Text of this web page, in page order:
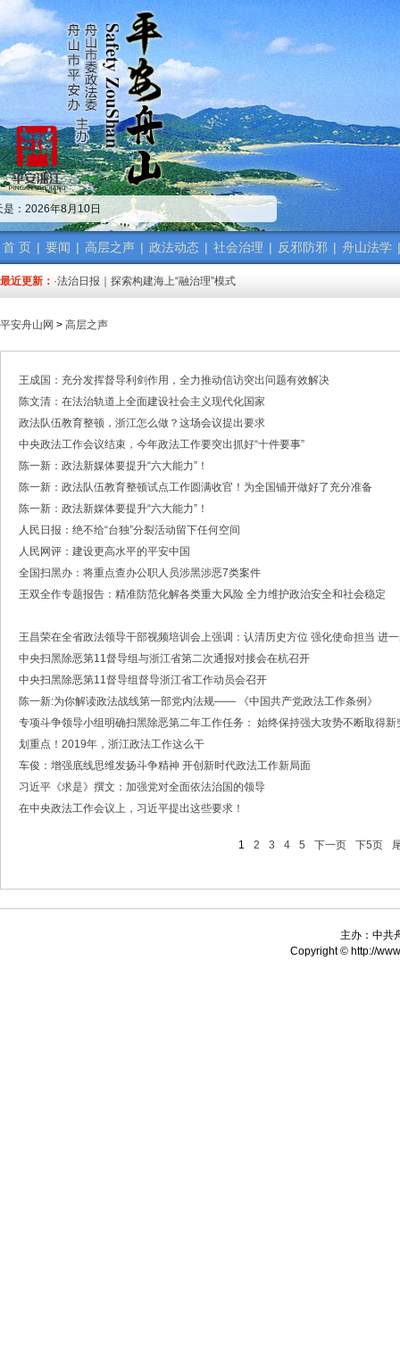
是：2026年8月10日
首 页 | 要闻 | 高层之声 | 政法动态 | 社会治理 | 反邪防邪 | 舟山法学 |
最近更新：
·中共舟山市委政法委员会招聘公告
·市委政法委机关传达学习省、市“新春第一会”精神
·市委政法工作会议召开 梁雪冬讲话
·中共浙江省委常委、政法委书记王成国致全省政法干警的新春贺词
·市委政法委机关召开年度考核会
·梁雪冬带队开展春节前安全督导检查工作
·法治日报｜探索构建海上“融治理”模式
·2025年度市委政法委员会第一次全体（扩大）会议召开
·中共舟山市委政法委员会招聘公告
·中共舟山市委政法委员会招聘公告
·市委政法工作会议召开 梁雪冬讲话
·中共浙江省委常委、政法委书记王成国致全省政法干警的新春贺词
·市委政法委机关召开年度考核会
·梁雪冬带队开展春节前安全督导检查工作
·法治日报｜探索构建海上“融治理”模式
·中共舟山市委政法委员会招聘公告
·抽奖赢福袋｜2024我与平安舟山的温暖点滴
平安舟山网 > 高层之声
王成国：充分发挥督导利剑作用，全力推动信访突出问题有效解决
陈文清：在法治轨道上全面建设社会主义现代化国家
政法队伍教育整顿，浙江怎么做？这场会议提出要求
中央政法工作会议结束，今年政法工作要突出抓好“十件要事”
陈一新：政法新媒体要提升“六大能力”！
陈一新：政法队伍教育整顿试点工作圆满收官！为全国铺开做好了充分准备
陈一新：政法新媒体要提升“六大能力”！
人民日报：绝不给“台独”分裂活动留下任何空间
人民网评：建设更高水平的平安中国
全国扫黑办：将重点查办公职人员涉黑涉恶7类案件
王双全作专题报告：精准防范化解各类重大风险 全力维护政治安全和社会稳定
王昌荣在全省政法领导干部视频培训会上强调：认清历史方位 强化使命担当 进
中央扫黑除恶第11督导组与浙江省第二次通报对接会在杭召开
中央扫黑除恶第11督导组督导浙江省工作动员会召开
陈一新:为你解读政法战线第一部党内法规—— 《中国共产党政法工作条例》
专项斗争领导小组明确扫黑除恶第二年工作任务： 始终保持强大攻势不断取得新
划重点！2019年，浙江政法工作这么干
车俊：增强底线思维发扬斗争精神 开创新时代政法工作新局面
习近平《求是》撰文：加强党对全面依法治国的领导
在中央政法工作会议上，习近平提出这些要求！
1 2 3 4 5 下一页 下5页
主办：中共
Copyright © http://